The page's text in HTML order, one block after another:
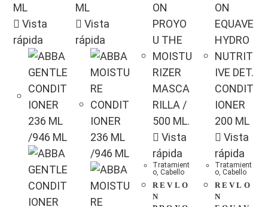
Vista
rápida
Vista
rápida
Vista
rápida
Tratamient
o ,Cabello
REVLO
N
Vista
rápida
Tratamient
o ,Cabello
REVLO
N